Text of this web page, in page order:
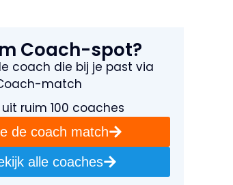
Coach-spot?
coach die bij je past via
match
uit ruim 100 coaches
de coach match
alle coaches